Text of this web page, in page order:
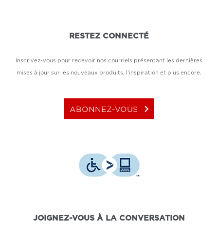
RESTEZ CONNECTÉ
Inscrivez-vous pour recevoir nos courriels présentant les dernières
mises à jour sur les nouveaux produits, l'inspiration et plus encore.
ABONNEZ-VOUS keyboard_arrow_right
JOIGNEZ-VOUS À LA CONVERSATION